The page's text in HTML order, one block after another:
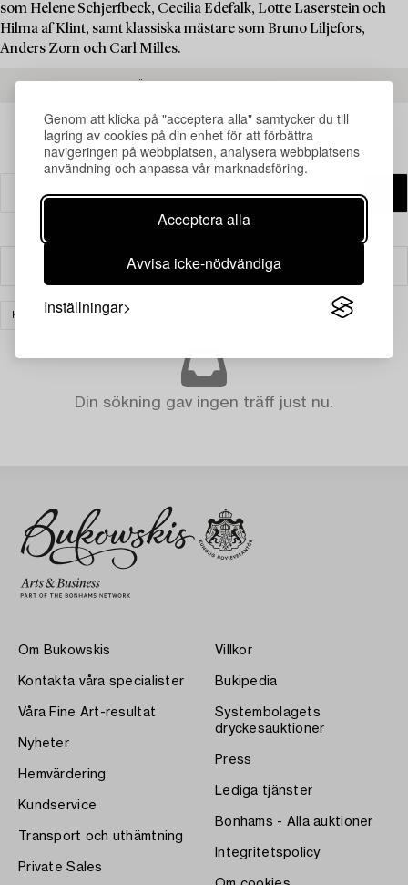
Genom att klicka på "acceptera alla" samtycker du till
lagring av cookies på din enhet för att förbättra
navigeringen på webbplatsen, analysera webbplatsens
användning och anpassa vår marknadsföring.
Acceptera alla
Avvisa icke-nödvändiga
Inställningar
som Helene Schjerfbeck, Cecilia Edefalk, Lotte Laserstein och
Hilma af Klint, samt klassiska mästare som Bruno Liljefors,
Anders Zorn och Carl Milles.
Filter
KONST RENSA ALLA
Din sökning gav ingen träff just nu.
Om Bukowskis
Kontakta våra specialister
Våra Fine Art-resultat
Nyheter
Hemvärdering
Kundservice
Transport och uthämtning
Private Sales
Villkor
Bukipedia
Systembolagets
dryckesauktioner
Press
Lediga tjänster
Bonhams - Alla auktioner
Integritetspolicy